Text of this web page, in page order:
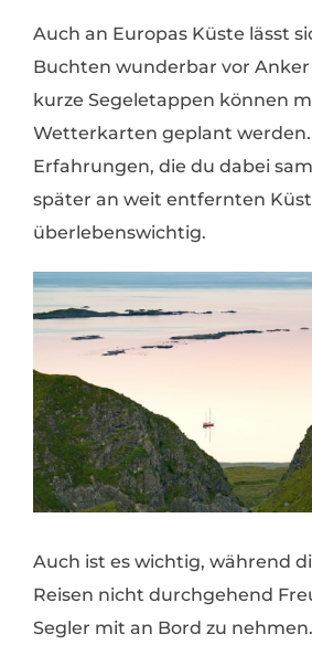
Auch an Europas Küste lässt
Buchten wunderbar vor Anker
kurze Segeletappen können
Wetterkarten geplant werden.
Erfahrungen, die du dabei
später an weit entfernten
überlebenswichtig.
Auch ist es wichtig, während
Reisen nicht durchgehend
Segler mit an Bord zu nehmen.